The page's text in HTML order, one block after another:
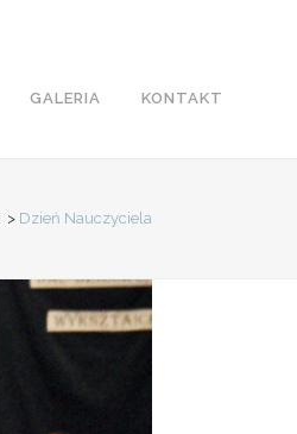
GALERIA KONTAKT
> Dzień Nauczyciela